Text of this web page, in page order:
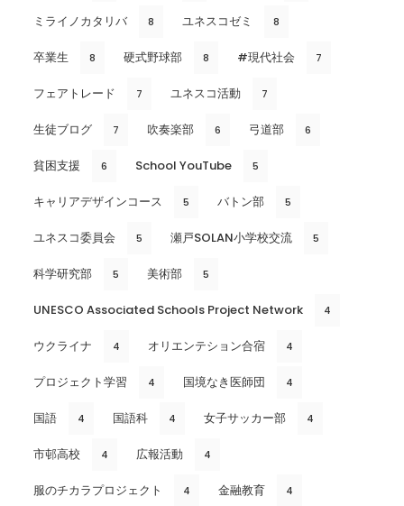
ミライノカタリバ 8 ユネスコゼミ 8
卒業生 8 硬式野球部 8 #現代社会 7
フェアトレード 7 ユネスコ活動 7
生徒ブログ 7 吹奏楽部 6 弓道部 6
貧困支援 6 School YouTube 5
キャリアデザインコース 5 バトン部 5
ユネスコ委員会 5 瀬戸SOLAN小学校交流 5
科学研究部 5 美術部 5
UNESCO Associated Schools Project Network 4
ウクライナ 4 オリエンテション合宿 4
プロジェクト学習 4 国境なき医師団 4
国語 4 国語科 4 女子サッカー部 4
市邨高校 4 広報活動 4
服のチカラプロジェクト 4 金融教育 4